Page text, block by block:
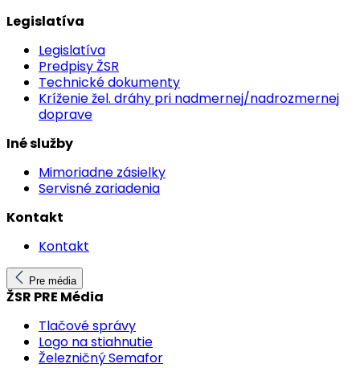
Legislatíva
Legislatíva
Predpisy ŽSR
Technické dokumenty
Kríženie žel. dráhy pri nadmernej/nadrozmernej
doprave
Iné služby
Mimoriadne zásielky
Servisné zariadenia
Kontakt
Kontakt
Pre média
ŽSR PRE Média
Tlačové správy
Logo na stiahnutie
Železničný Semafor